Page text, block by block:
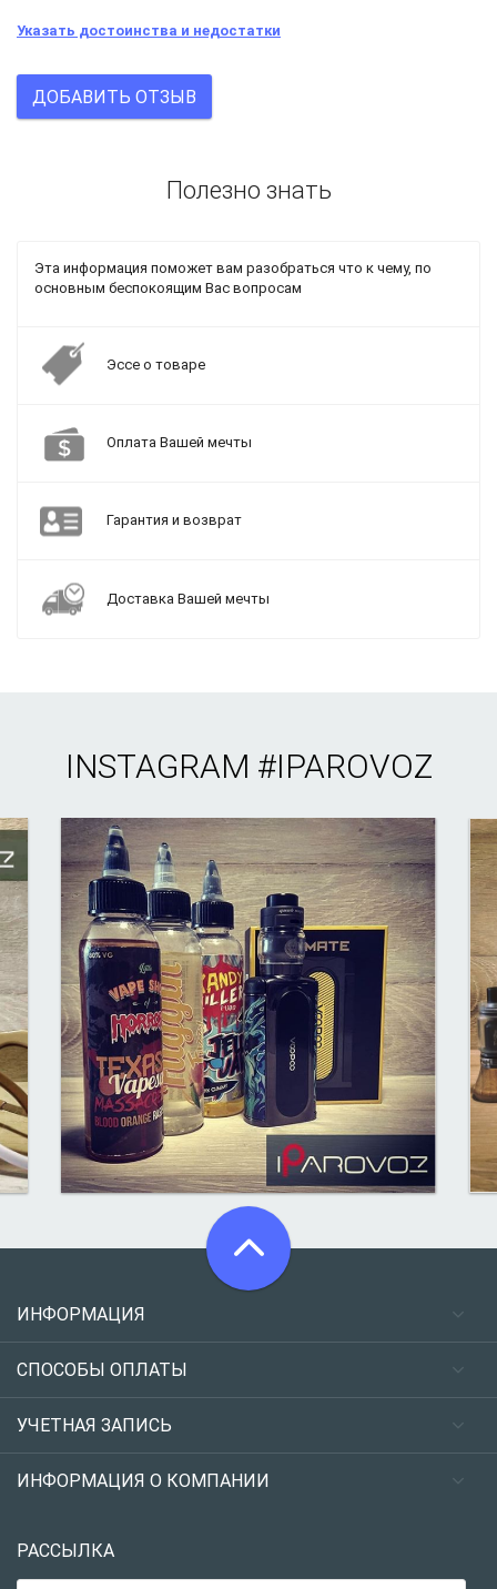
Указать достоинства и недостатки
ДОБАВИТЬ ОТЗЫВ
Полезно знать
Эта информация поможет вам разобраться что к чему, по
основным беспокоящим Вас вопросам
Эссе о товаре
Оплата Вашей мечты
Гарантия и возврат
Доставка Вашей мечты
INSTAGRAM #IPAROVOZ
ИНФОРМАЦИЯ
СПОСОБЫ ОПЛАТЫ
УЧЕТНАЯ ЗАПИСЬ
ИНФОРМАЦИЯ О КОМПАНИИ
РАССЫЛКА